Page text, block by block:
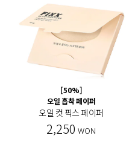
[50%]
오일 흡착 페이퍼
오일 컷 픽스 페이퍼
2,250 WON